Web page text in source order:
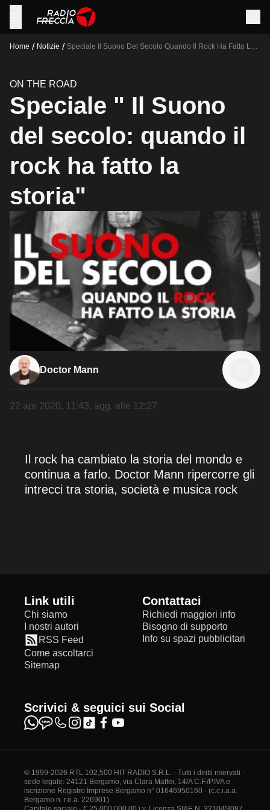
Home / Notizie / Speciale Il Suono Del Secolo Quando Il Rock Ha Fatto La
ON THE ROAD
Speciale " Il Suono
del secolo: quando il
rock ha fatto la
storia"
Doctor Mann
22 apr 2020, 11:43, agg. alle 12:27
Il rock ha cambiato la storia del mondo e
continua a farlo. Doctor Mann ripercorre gli
intrecci tra storia, società e musica rock
Link utili
Chi siamo
I nostri autori
RSS Feed
Come ascoltarci
Sitemap
Contattaci
Richiedi maggiori info
Bisogno di supporto
Info su spazi pubblicitari
Scrivici & seguici sui Social
© 1999-2026 RTL 102,500 HIT RADIO S.R.L. - Tutti i diritti riservati -
sede legale: 24121 Bergamo, via Clara Maffei, 14/A C.F./P.IVA e
iscrizione Registro Imprese Bergamo n° 01646950160 - (c.c.i.a.a.
Bergamo n. r.e.a. 226901)